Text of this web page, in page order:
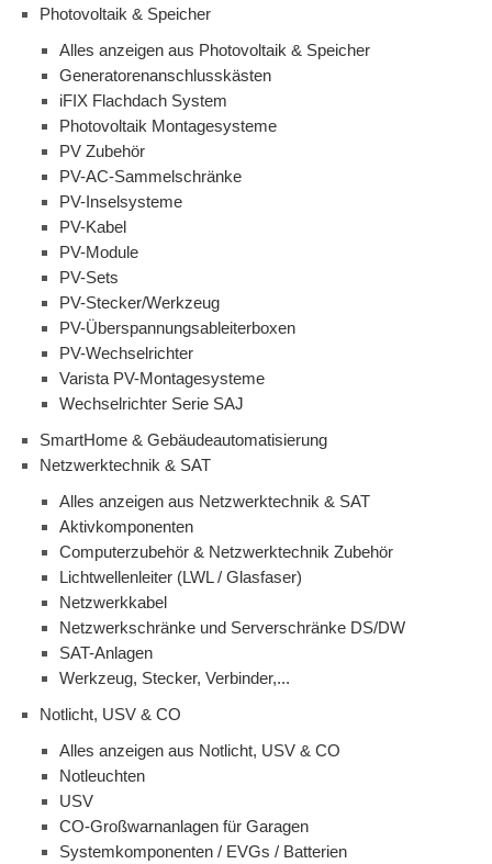
Photovoltaik & Speicher
Alles anzeigen aus Photovoltaik & Speicher
Generatorenanschlusskästen
iFIX Flachdach System
Photovoltaik Montagesysteme
PV Zubehör
PV-AC-Sammelschränke
PV-Inselsysteme
PV-Kabel
PV-Module
PV-Sets
PV-Stecker/Werkzeug
PV-Überspannungsableiterboxen
PV-Wechselrichter
Varista PV-Montagesysteme
Wechselrichter Serie SAJ
SmartHome & Gebäudeautomatisierung
Netzwerktechnik & SAT
Alles anzeigen aus Netzwerktechnik & SAT
Aktivkomponenten
Computerzubehör & Netzwerktechnik Zubehör
Lichtwellenleiter (LWL / Glasfaser)
Netzwerkkabel
Netzwerkschränke und Serverschränke DS/DW
SAT-Anlagen
Werkzeug, Stecker, Verbinder,...
Notlicht, USV & CO
Alles anzeigen aus Notlicht, USV & CO
Notleuchten
USV
CO-Großwarnanlagen für Garagen
Systemkomponenten / EVGs / Batterien